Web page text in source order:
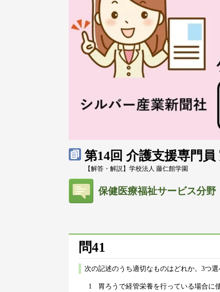
第14回 介護支援専門
【解答・解説】学校法人 藤仁館学園
保健医療福祉サービス分
問41
次の記述のうち適切なものはどれか。3つ選
1
胃ろうで経管栄養を行っている場合に